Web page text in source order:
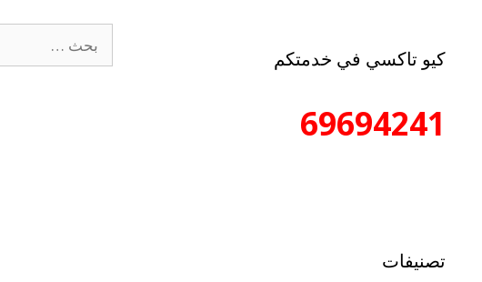
كيو تاكسي في خدمتكم
69694241
تصنيفات